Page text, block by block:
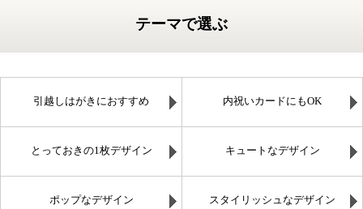
テーマで選ぶ
引越しはがきにおすすめ 内祝いカードにもOK
とっておきの1枚デザイン キュートなデザイン
ポップなデザイン スタイリッシュなデザイン